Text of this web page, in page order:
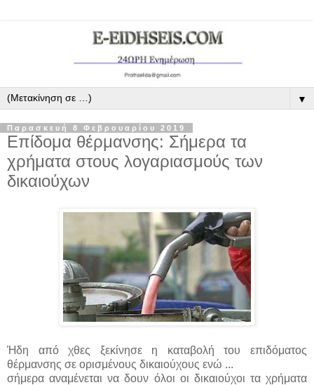
▼
Παρασκευή 8 Φεβρουαρίου 2019
Επίδομα θέρμανσης: Σήμερα τα
χρήματα στους λογαριασμούς των
δικαιούχων
Ήδη από χθες ξεκίνησε η καταβολή του επιδόματος
θέρμανσης σε ορισμένους δικαιούχους ενώ ...
σήμερα αναμένεται να δουν όλοι οι δικαιούχοι τα χρήματα